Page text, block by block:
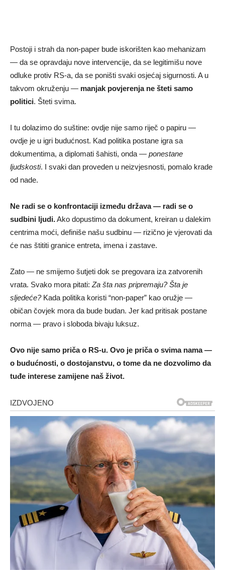
Postoji i strah da non-paper bude iskorišten kao mehanizam
— da se opravdaju nove intervencije, da se legitimišu nove
odluke protiv RS-a, da se poništi svaki osjećaj sigurnosti. A u
takvom okruženju — manjak povjerenja ne šteti samo
politici. Šteti svima.
I tu dolazimo do suštine: ovdje nije samo riječ o papiru —
ovdje je u igri budućnost. Kad politika postane igra sa
dokumentima, a diplomati šahisti, onda — ponestane
ljudskosti. I svaki dan proveden u neizvjesnosti, pomalo krade
od nade.
Ne radi se o konfrontaciji između država — radi se o
sudbini ljudi.Ako dopustimo da dokument, kreiran u dalekim
centrima moći, definiše našu sudbinu — rizično je vjerovati da
će nas štititi granice entreta, imena i zastave.
Zato — ne smijemo šutjeti dok se pregovara iza zatvorenih
vrata. Svako mora pitati: Za šta nas pripremaju? Šta je
sljedeće?Kada politika koristi “non-paper” kao oružje —
običan čovjek mora da bude budan. Jer kad pritisak postane
norma — pravo i sloboda bivaju luksuz.
Ovo nije samo priča o RS-u. Ovo je priča o svima nama —
o budućnosti, o dostojanstvu, o tome da ne dozvolimo da
tuđe interese zamijene naš život.